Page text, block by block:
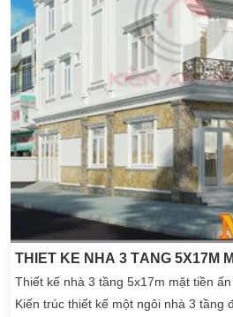
THIẾT KẾ NHÀ 3 TẦNG 5X17M
Thiết kế nhà 3 tầng 5x17m mặt tiền
Kiến trúc thiết kế một ngôi nhà 3 tầng